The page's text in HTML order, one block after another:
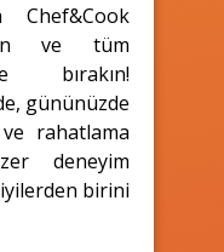
ve tüm
bırakın!
gününüzde
rahatlama
deneyim
birini